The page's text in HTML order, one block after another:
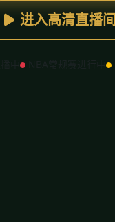
进入高清直播间